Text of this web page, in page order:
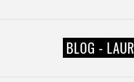
BLOG -